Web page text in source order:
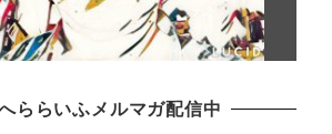
ららいふメルマガ配信中